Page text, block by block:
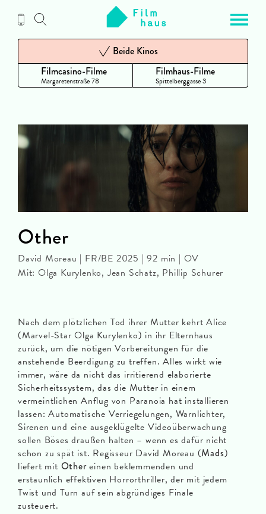
Inhalt
Filmcasino-Filme
Margaretenstraße 78
Beide Kinos
Filmhaus-Filme
Spittelberggasse 3
Nach dem plötzlichen Tod ihrer Mutter kehrt Alice
(Marvel-Star Olga Kurylenko) in ihr Elternhaus
zurück, um die nötigen Vorbereitungen für die
anstehende Beerdigung zu treffen. Alles wirkt wie
immer, wäre da nicht das irritierend elaborierte
Sicherheitssystem, das die Mutter in einem
vermeintlichen Anflug von Paranoia hat installieren
lassen: Automatische Verriegelungen, Warnlichter,
Sirenen und eine ausgeklügelte Videoüberwachung
sollen Böses draußen halten – wenn es dafür nicht
schon zu spät ist. Regisseur David Moreau (Mads)
liefert mit Othereinen beklemmenden und
erstaunlich effektiven Horrorthriller, der mit jedem
Twist und Turn auf sein abgründiges Finale
zusteuert.
Other
David Moreau | FR/BE 2025 | 92 min | OV
Mit: Olga Kurylenko, Jean Schatz, Phillip Schurer